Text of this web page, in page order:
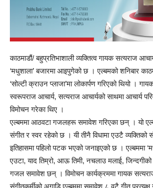
काठमाडौं/ बहुप्रतिभाशाली व्यक्तित्व गायक सत्यराज
‘मधुशाला’ बजारमा आइपुगेको छ । एल्बमको शनिबार
‘सोल्टी क्राउन प्लाजा’मा लोकार्पण गरिएको थियो ।
स्वरूपराज आचार्य, सत्यराज आचार्यको साथमा आचार्य
विमोचन गरेका थिए ।
एल्बममा आठवटा गजलहरू समावेश गरिएका छन् । यो
संगीत र स्वर रहेको छ । यी तीनै विधामा एउटै
इतिहासमा पहिलो पटक भएको जनाइएको छ । एल्बममा
एउटा, याद तिम्रो, आऊ तिमी, नचलाउ मलाई, जिन्दगीको
गजल समावेश छन् । विमोचन कार्यक्रममा गायक
संगीतकर्मीको अगाडि एल्बममा समावेश ८ वटै गीत